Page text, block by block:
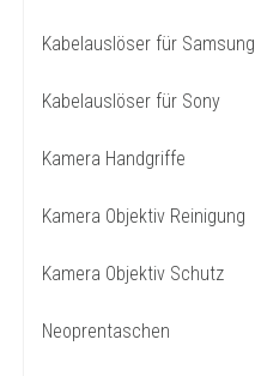
Kabelauslöser für Samsung
Kabelauslöser für Sony
Kamera Handgriffe
Kamera Objektiv Reinigung
Kamera Objektiv Schutz
Neoprentaschen